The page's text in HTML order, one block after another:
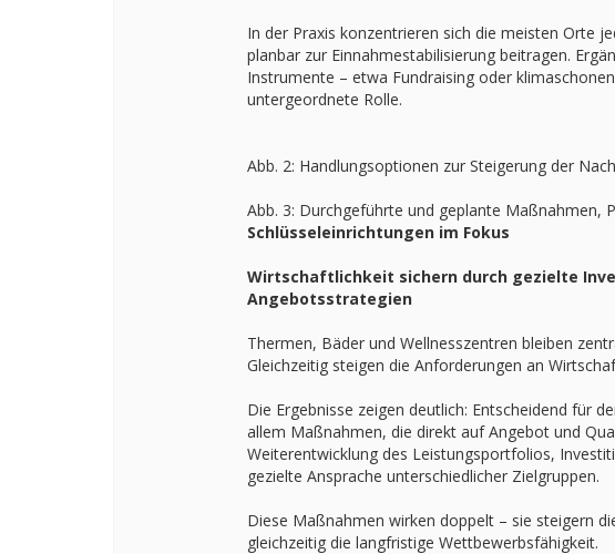
In der Praxis konzentrieren sich die meisten Orte
planbar zur Einnahmestabilisierung beitragen.
Instrumente – etwa Fundraising oder
untergeordnete Rolle.
Abb. 2: Handlungsoptionen zur Steigerung der
Abb. 3: Durchgeführte und geplante Maßnahmen,
Schlüsseleinrichtungen im Fokus
Wirtschaftlichkeit sichern durch gezielte
Angebotsstrategien
Thermen, Bäder und Wellnesszentren bleiben
Gleichzeitig steigen die Anforderungen an
Die Ergebnisse zeigen deutlich: Entscheidend für
allem Maßnahmen, die direkt auf Angebot und
Weiterentwicklung des Leistungsportfolios,
gezielte Ansprache unterschiedlicher Zielgruppen.
Diese Maßnahmen wirken doppelt – sie steigern
gleichzeitig die langfristige Wettbewerbsfähigkeit.